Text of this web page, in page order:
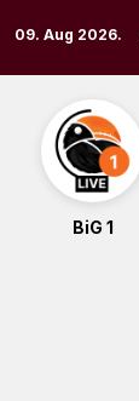
to
content
09. Aug 2026.
BiG 1